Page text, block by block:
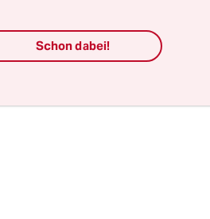
Hartz IV für
Schon dabei!